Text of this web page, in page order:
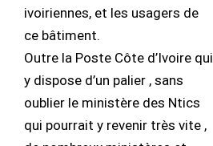
ivoiriennes, et les usagers de
ce bâtiment.
Outre la Poste Côte d’Ivoire qui
y dispose d’un palier , sans
oublier le ministère des Ntics
qui pourrait y revenir très vite ,